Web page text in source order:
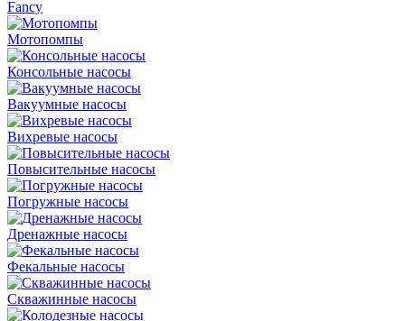
Fancy
Мотопомпы
Консольные насосы
Вакуумные насосы
Вихревые насосы
Повысительные насосы
Погружные насосы
Дренажные насосы
Фекальные насосы
Скважинные насосы